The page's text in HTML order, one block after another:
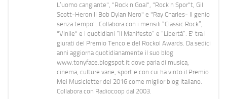
L’uomo cangiante", "Rock n Goal", "Rock n Spor"t, Gil
Scott-Heron Il Bob Dylan Nero" e "Ray Charles- Il genio
senza tempo". Collabora con i mensili “Classic Rock”,
"Vinile" e i quotidiani “Il Manifesto” e “Libertà”. E' tra i
giurati del Premio Tenco e del Rockol Awards. Da sedici
anni aggiorna quotidianamente il suo blog
www.tonyface.blogspot.it dove parla di musica,
cinema, culture varie, sport e con cui ha vinto il Premio
Mei Musicletter del 2016 come miglior blog italiano.
Collabora con Radiocoop dal 2003.